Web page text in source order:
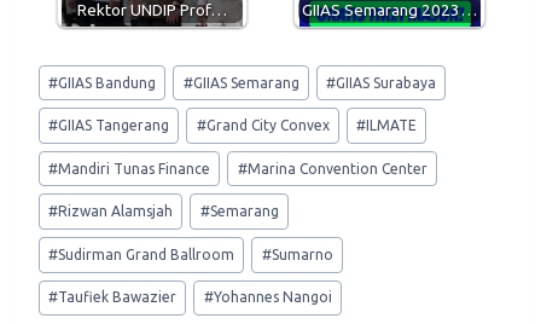
Rektor UNDIP Prof… GIIAS Semarang 2023…
Post
Tags:
#GIIAS Bandung #GIIAS Semarang #GIIAS Surabaya
#GIIAS Tangerang #Grand City Convex #ILMATE
#Mandiri Tunas Finance #Marina Convention Center
#Rizwan Alamsjah #Semarang
#Sudirman Grand Ballroom #Sumarno
#Taufiek Bawazier #Yohannes Nangoi